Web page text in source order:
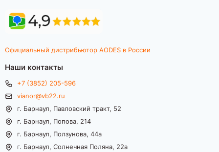
Официальный дистрибьютор AODES в России
Наши контакты
+7 (3852) 205-596
vianor@vb22.ru
г. Барнаул, Павловский тракт, 52
г. Барнаул, Попова, 214
г. Барнаул, Ползунова, 44а
г. Барнаул, Солнечная Поляна, 22а